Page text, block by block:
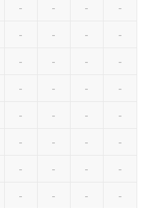
- - -
-
- - - -
- - -
-
- - - -
- - -
-
- - - -
- - -
-
- - - -
会議室